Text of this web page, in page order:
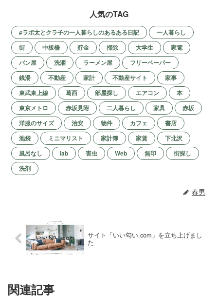
人気のTAG
#ラボ太とクラ子の一人暮らしのあるある日記
一人暮らし
街
中板橋 貯金 掃除 大学生
家電
パン屋
洗濯 ラーメン屋
フリーペーパー
銭湯
不動産 家計 不動産サイト
家事
東武東上線
葛西 部屋探し エアコン
本
東京メトロ
赤坂見附 二人暮らし 家具
赤坂
洋服のサイズ
治安 物件 カフェ
書店
池袋
ミニマリスト 家計簿 家賃
下北沢
風呂なし
lab 害虫 Web 無印
街探し
洗剤
春男
サイト「いい匂い.com」を立ち上げまし
た
関連記事